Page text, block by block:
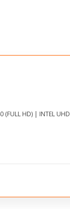
HD) | INTEL UHD